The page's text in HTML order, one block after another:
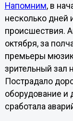
Напомним, в
несколько дней
происшествия.
октября, за
премьеры
зрительный зал
Пострадало
оборудование и
сработала